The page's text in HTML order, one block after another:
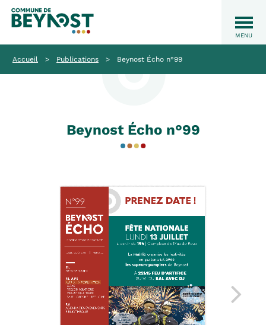
Accueil > Publications > Beynost Écho n°99
Beynost Écho n°99